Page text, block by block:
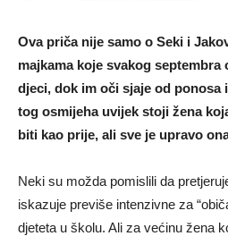
Ova priča nije samo o Seki i
majkama koje svakog
djeci, dok im oči sjaje od ponosa
tog osmijeha uvijek stoji žena
biti kao prije, ali sve je upravo
Neki su možda pomislili da
iskazuje previše intenzivne za
djeteta u školu. Ali za većinu žena